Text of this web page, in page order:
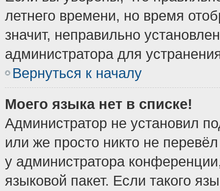
летнего времени, но время
значит, неправильно
администратора для
Вернуться к началу
Моего языка нет в списке!
Администратор не установил
или же просто никто не
у администратора
языковой пакет. Если такого